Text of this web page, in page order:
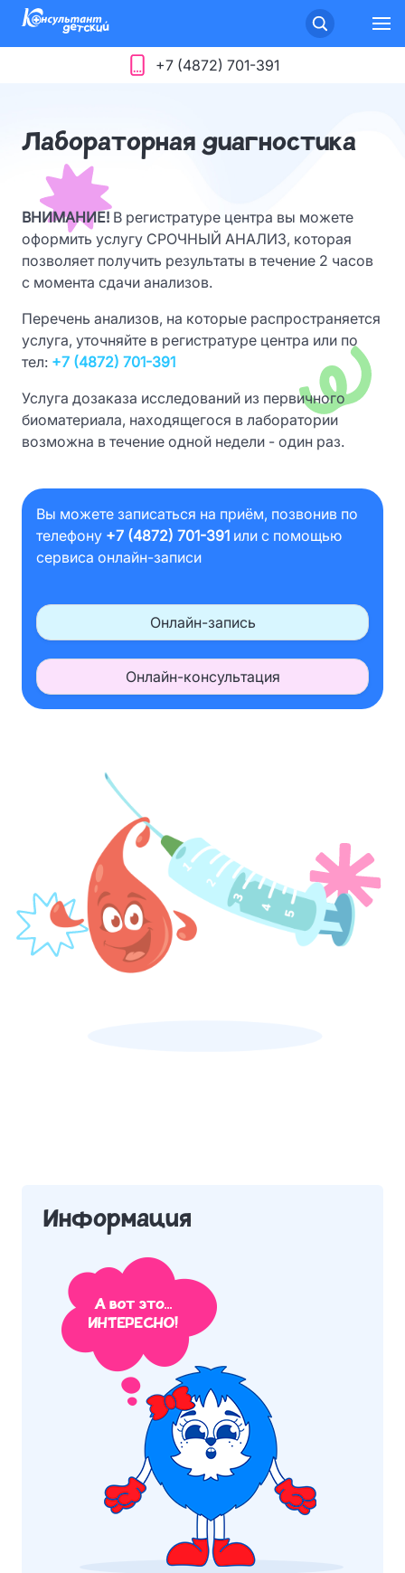
+7 (4872) 701-391
Лабораторная диагностика
ВНИМАНИЕ! В регистратуре центра вы можете
оформить услугу СРОЧНЫЙ АНАЛИЗ, которая
позволяет получить результаты в течение 2 часов
с момента сдачи анализов.
Перечень анализов, на которые распространяется
услуга, уточняйте в регистратуре центра или по
тел: +7 (4872) 701-391
Услуга дозаказа исследований из первичного
биоматериала, находящегося в лаборатории
возможна в течение одной недели - один раз.
Вы можете записаться на приём, позвонив по
телефону +7 (4872) 701-391 или с помощью
сервиса онлайн-записи
Онлайн-запись
Онлайн-консультация
Информация